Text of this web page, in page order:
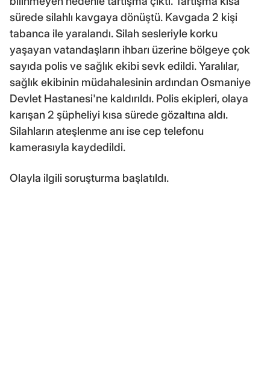
sürede silahlı kavgaya dönüştü. Kavgada 2 kişi
tabanca ile yaralandı. Silah sesleriyle korku
yaşayan vatandaşların ihbarı üzerine bölgeye çok
sayıda polis ve sağlık ekibi sevk edildi. Yaralılar,
sağlık ekibinin müdahalesinin ardından Osmaniye
Devlet Hastanesi'ne kaldırıldı. Polis ekipleri, olaya
karışan 2 şüpheliyi kısa sürede gözaltına aldı.
Silahların ateşlenme anı ise cep telefonu
kamerasıyla kaydedildi.
Olayla ilgili soruşturma başlatıldı.